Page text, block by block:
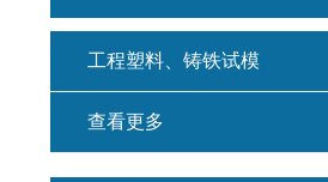
工程塑料、铸铁试模
查看更多